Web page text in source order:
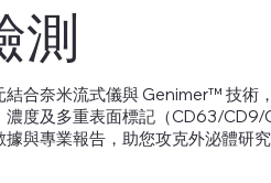
測
結合奈米流式儀與 Genimer™ 技術
濃度及多重表面標記（CD63/CD9/
據與專業報告，助您攻克外泌體研